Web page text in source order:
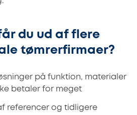
du ud af flere
tømrerfirmaer?
på funktion, materialer
betaler for meget
referencer og tidligere